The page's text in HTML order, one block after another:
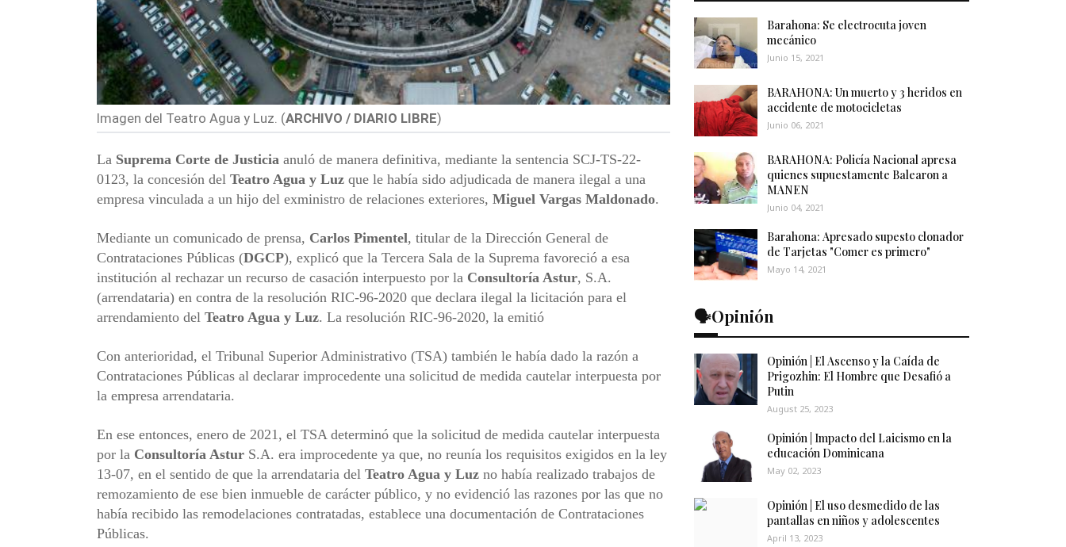
Imagen del Teatro Agua y Luz. (ARCHIVO / DIARIO LIBRE)
La Suprema Corte de Justicia anuló de manera definitiva, mediante la sentencia SCJ-TS-22-
0123, la concesión del Teatro Agua y Luz que le había sido adjudicada de manera ilegal a una
empresa vinculada a un hijo del exministro de relaciones exteriores, Miguel Vargas Maldonado.
Mediante un comunicado de prensa, Carlos Pimentel, titular de la Dirección General de
Contrataciones Públicas (DGCP), explicó que la Tercera Sala de la Suprema favoreció a esa
institución al rechazar un recurso de casación interpuesto por la Consultoría Astur, S.A.
(arrendataria) en contra de la resolución RIC-96-2020 que declara ilegal la licitación para el
arrendamiento del Teatro Agua y Luz. La resolución RIC-96-2020, la emitió
Con anterioridad, el Tribunal Superior Administrativo (TSA) también le había dado la razón a
Contrataciones Públicas al declarar improcedente una solicitud de medida cautelar interpuesta por
la empresa arrendataria.
En ese entonces, enero de 2021, el TSA determinó que la solicitud de medida cautelar interpuesta
por la Consultoría Astur S.A. era improcedente ya que, no reunía los requisitos exigidos en la ley
13-07, en el sentido de que la arrendataria del Teatro Agua y Luz no había realizado trabajos de
remozamiento de ese bien inmueble de carácter público, y no evidenció las razones por las que no
había recibido las remodelaciones contratadas, establece una documentación de Contrataciones
Públicas.
Barahona: Se electrocuta joven
mecánico
Junio 15, 2021
BARAHONA: Un muerto y 3 heridos en
accidente de motocicletas
Junio 06, 2021
BARAHONA: Policía Nacional apresa
quienes supuestamente Balearon a
MANEN
Junio 04, 2021
Barahona: Apresado supesto clonador
de Tarjetas "Comer es primero"
Mayo 14, 2021
🗣️Opinión
Opinión | El Ascenso y la Caída de
Prigozhin: El Hombre que Desafió a
Putin
August 25, 2023
Opinión | Impacto del Laicismo en la
educación Dominicana
May 02, 2023
Opinión | El uso desmedido de las
pantallas en niños y adolescentes
April 13, 2023